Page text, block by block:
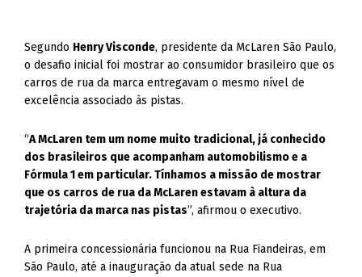
Segundo Henry Visconde, presidente da McLaren São Paulo,
o desafio inicial foi mostrar ao consumidor brasileiro que os
carros de rua da marca entregavam o mesmo nível de
excelência associado às pistas.
“A McLaren tem um nome muito tradicional, já conhecido
dos brasileiros que acompanham automobilismo e a
Fórmula 1 em particular. Tínhamos a missão de mostrar
que os carros de rua da McLaren estavam à altura da
trajetória da marca nas pistas”, afirmou o executivo.
A primeira concessionária funcionou na Rua Fiandeiras, em
São Paulo, até a inauguração da atual sede na Rua